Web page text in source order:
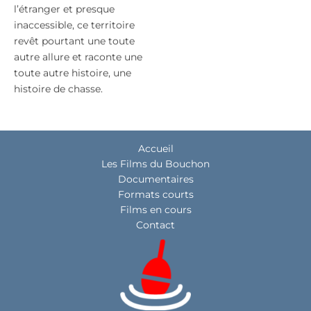
l’étranger et presque
inaccessible, ce territoire
revêt pourtant une toute
autre allure et raconte une
toute autre histoire, une
histoire de chasse.
Accueil
Les Films du Bouchon
Documentaires
Formats courts
Films en cours
Contact